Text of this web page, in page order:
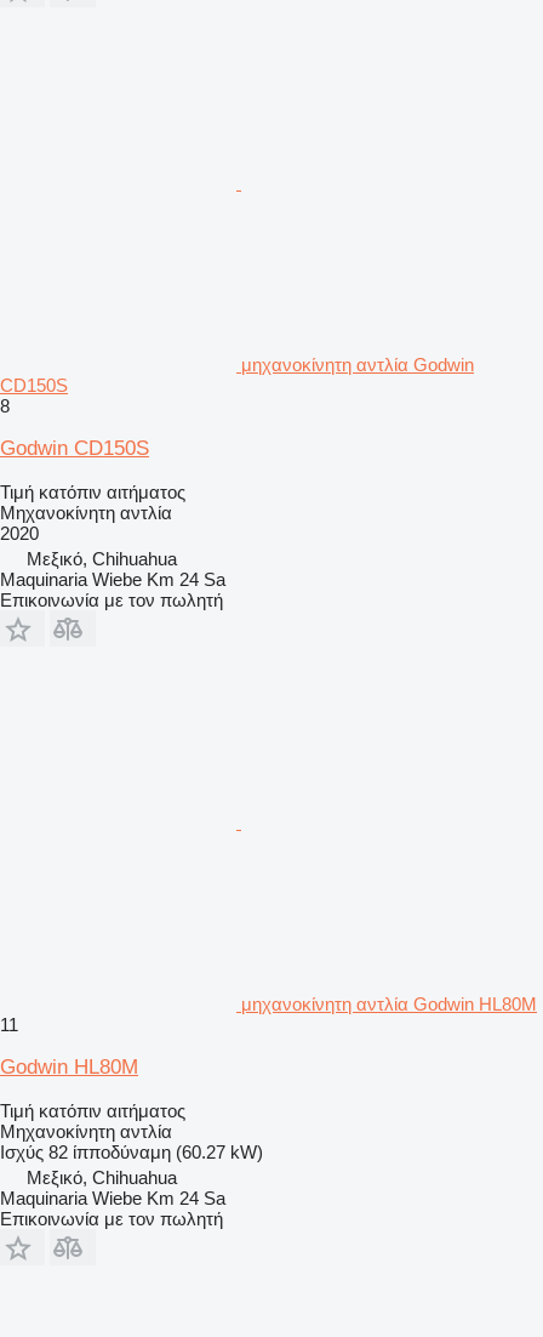
μηχανοκίνητη αντλία Godwin
CD150S
8
Godwin CD150S
Τιμή κατόπιν αιτήματος
Μηχανοκίνητη αντλία
2020
Μεξικό, Chihuahua
Maquinaria Wiebe Km 24 Sa
Επικοινωνία με τον πωλητή
μηχανοκίνητη αντλία Godwin HL80M
11
Godwin HL80M
Τιμή κατόπιν αιτήματος
Μηχανοκίνητη αντλία
Ισχύς 82 ίπποδύναμη (60.27 kW)
Μεξικό, Chihuahua
Maquinaria Wiebe Km 24 Sa
Επικοινωνία με τον πωλητή